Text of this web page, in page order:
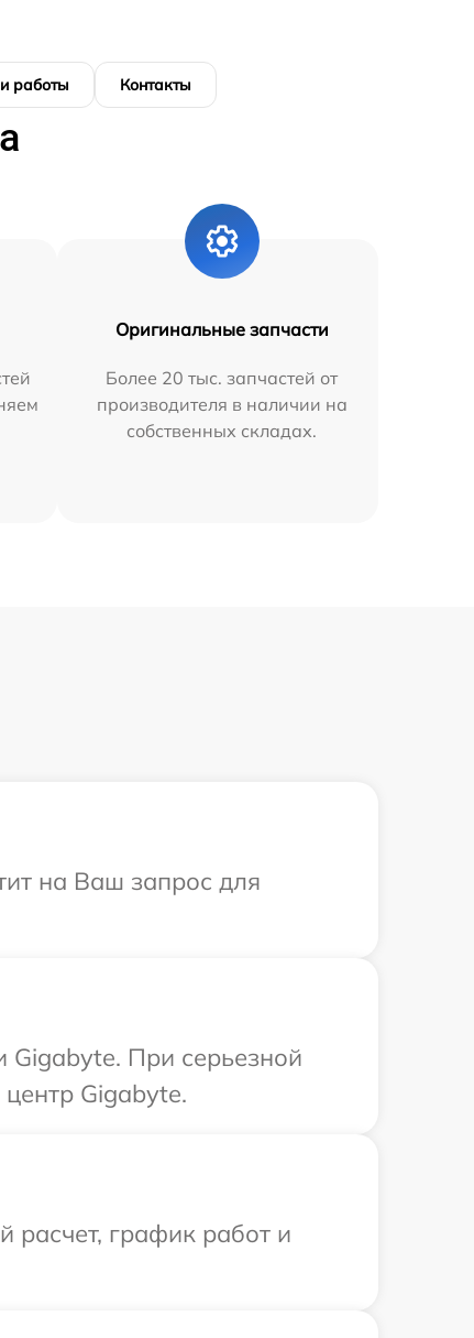
работы Контакты
Оригинальные запчасти
Более 20 тыс. запчастей от
производителя в наличии на
собственных складах.
на Ваш запрос для
Gigabyte. При серьезной
Gigabyte.
расчет, график работ и